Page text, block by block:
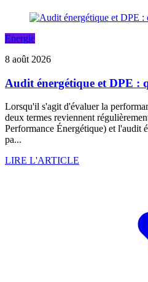
Energie
8 août 2026
Audit énergétique et DPE :
Lorsqu'il s'agit d'évaluer la
deux termes reviennent
Performance Énergétique) et l'audit
pa...
LIRE L'ARTICLE